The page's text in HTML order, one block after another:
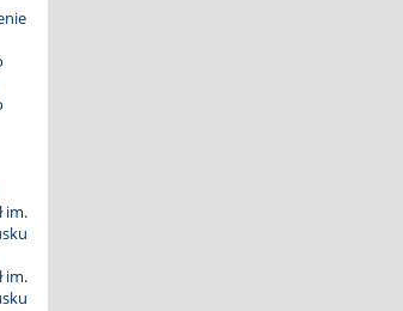
im.
im.